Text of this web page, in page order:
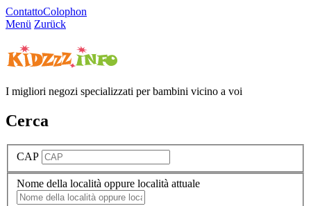
ContattoColophon
Menü Zurück
I migliori negozi specializzati per bambini vicino a voi
Cerca
CAP
Nome della località oppure località attuale